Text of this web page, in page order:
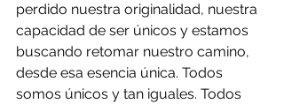
perdido nuestra originalidad, nuestra
capacidad de ser únicos y estamos
buscando retomar nuestro camino,
desde esa esencia única. Todos
somos únicos y tan iguales. Todos